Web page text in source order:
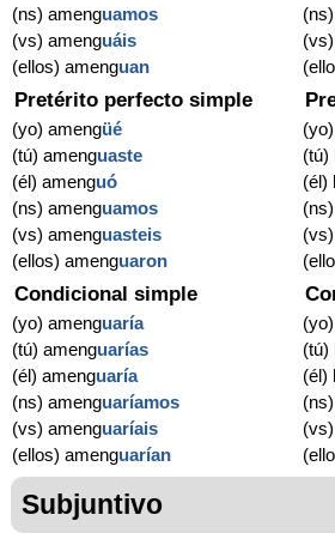
(ns) amenguamos
(vs) amenguáis
(ellos) amenguan
Pretérito perfecto simple
(yo) amengüé
(tú) amenguaste
(él) amenguó
(ns) amenguamos
(vs) amenguasteis
(ellos) amenguaron
(tú)
(él)
Condicional simple
(yo) amenguaría
(tú) amenguarías
(él) amenguaría
(ns) amenguaríamos
(vs) amenguaríais
(ellos) amenguarían
(tú)
(él)
Subjuntivo